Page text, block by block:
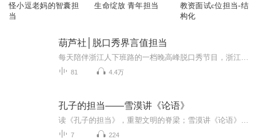
怪小逗老妈的智囊担
当
生命绽放 青年担当
教资面试c位担当-结
构化
葫芦社│脱口秀界言值担当
81 4.4万
孔子的担当——雪漠讲《论语》
7 224